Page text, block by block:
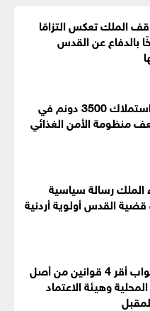
الملك تعكس التزامًا
بالدفاع عن القدس
طهبوب: استملاك 3500 دونم في
منظومة الأمن الغذائي
الملك رسالة سياسية
قضية القدس أولوية أردنية
مجلس النواب أقر 4 قوانين من أصل
المحلية وهيئة الاعتماد